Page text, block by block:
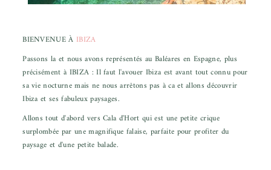
BIENVENUE À IBIZA
Passons la et nous avons représentés au Baléares en Espagne, plus
précisément à IBIZA : Il faut l'avouer Ibiza est avant tout connu pour
sa vie nocturne mais ne nous arrêtons pas à ca et allons découvrir
Ibiza et ses fabuleux paysages.
Allons tout d'abord vers Cala d'Hort qui est une petite crique
surplombée par une magnifique falaise, parfaite pour profiter du
paysage et d'une petite balade.